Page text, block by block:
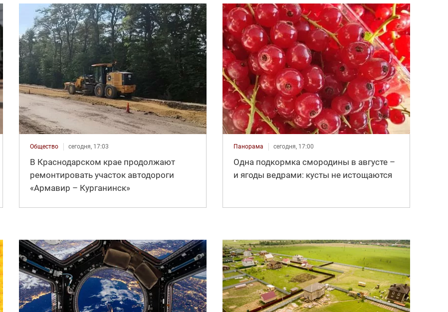
Общество сегодня, 17:03
В Краснодарском крае продолжают
ремонтировать участок автодороги
«Армавир – Курганинск»
Панорама сегодня, 17:00
Одна подкормка смородины в августе –
и ягоды ведрами: кусты не истощаются